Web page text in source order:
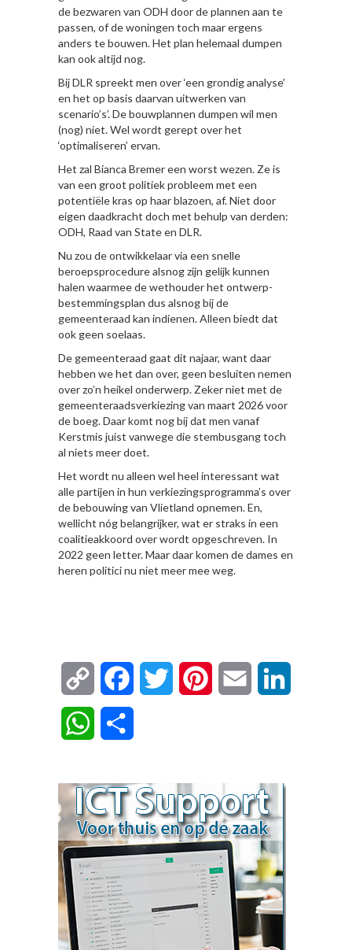
de bezwaren van ODH door de plannen aan te
passen, of de woningen toch maar ergens
anders te bouwen. Het plan helemaal dumpen
kan ook altijd nog.
Bij DLR spreekt men over ‘een grondig analyse’
en het op basis daarvan uitwerken van
scenario’s’. De bouwplannen dumpen wil men
(nog) niet. Wel wordt gerept over het
‘optimaliseren’ ervan.
Het zal Bianca Bremer een worst wezen. Ze is
van een groot politiek probleem met een
potentiële kras op haar blazoen, af. Niet door
eigen daadkracht doch met behulp van derden:
ODH, Raad van State en DLR.
Nu zou de ontwikkelaar via een snelle
beroepsprocedure alsnog zijn gelijk kunnen
halen waarmee de wethouder het ontwerp-
bestemmingsplan dus alsnog bij de
gemeenteraad kan indienen. Alleen biedt dat
ook geen soelaas.
De gemeenteraad gaat dit najaar, want daar
hebben we het dan over, geen besluiten nemen
over zo’n heikel onderwerp. Zeker niet met de
gemeenteraadsverkiezing van maart 2026 voor
de boeg. Daar komt nog bij dat men vanaf
Kerstmis juist vanwege die stembusgang toch
al niets meer doet.
Het wordt nu alleen wel heel interessant wat
alle partijen in hun verkiezingsprogramma’s over
de bebouwing van Vlietland opnemen. En,
wellicht nóg belangrijker, wat er straks in een
coalitieakkoord over wordt opgeschreven. In
2022 geen letter. Maar daar komen de dames en
heren politici nu niet meer mee weg.
Copy
Link
FacebookTwitter Pinterest Email
WhatsApp